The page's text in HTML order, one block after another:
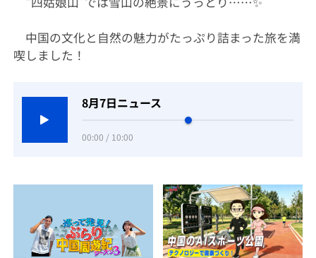
中国の文化と自然の魅力がたっぷり詰まった旅を満
喫しました！
8月7日ニュース
00:00 / 10:00